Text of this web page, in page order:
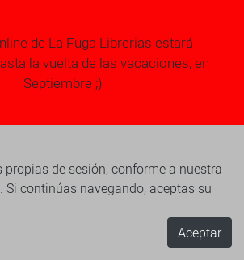
de La Fuga Librerias estará
la vuelta de las vacaciones, en
Septiembre ;)
de sesión, conforme a nuestra
Si continúas navegando, aceptas su
Aceptar